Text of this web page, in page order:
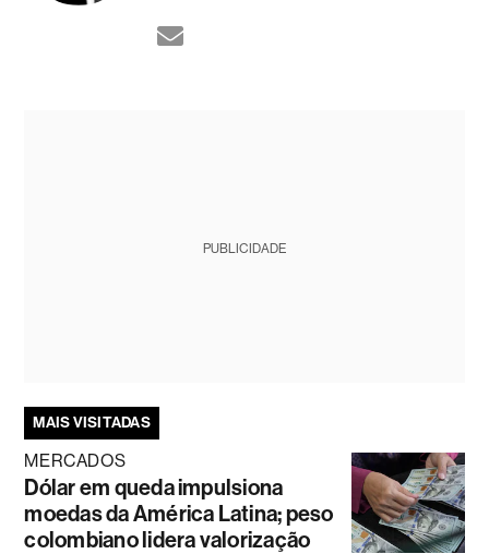
PUBLICIDADE
MAIS VISITADAS
MERCADOS
Dólar em queda impulsiona
moedas da América Latina; peso
colombiano lidera valorização